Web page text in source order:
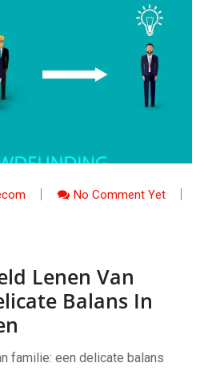
No Comment Yet
Lenen Van
Balans In
familie: een delicate balans